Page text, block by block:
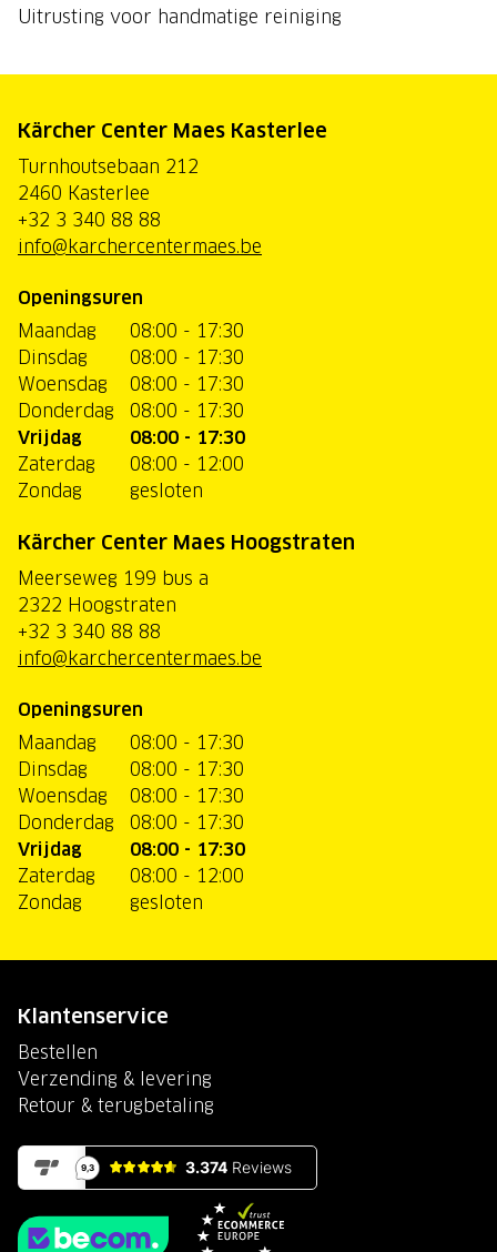
Uitrusting voor handmatige reiniging
Kärcher Center Maes Kasterlee
Turnhoutsebaan 212
2460 Kasterlee
+32 3 340 88 88
info@karchercentermaes.be
Openingsuren
Maandag
08:00 - 17:30
Dinsdag
08:00 - 17:30
Woensdag
08:00 - 17:30
Donderdag
08:00 - 17:30
Vrijdag
08:00 - 17:30
Zaterdag
08:00 - 12:00
Zondag
gesloten
Kärcher Center Maes Hoogstraten
Meerseweg 199 bus a
2322 Hoogstraten
+32 3 340 88 88
info@karchercentermaes.be
Openingsuren
Maandag
08:00 - 17:30
Dinsdag
08:00 - 17:30
Woensdag
08:00 - 17:30
Donderdag
08:00 - 17:30
Vrijdag
08:00 - 17:30
Zaterdag
08:00 - 12:00
Zondag
gesloten
Klantenservice
Bestellen
Verzending & levering
Retour & terugbetaling